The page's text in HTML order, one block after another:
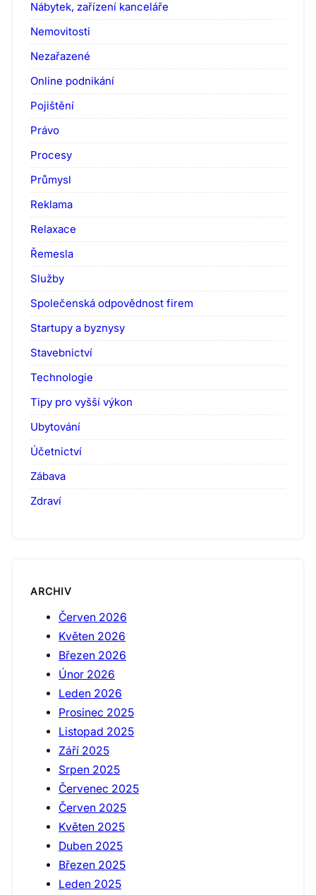
Nábytek, zařízení kanceláře
Nemovitosti
Nezařazené
Online podnikání
Pojištění
Právo
Procesy
Průmysl
Reklama
Relaxace
Řemesla
Služby
Společenská odpovědnost firem
Startupy a byznysy
Stavebnictví
Technologie
Tipy pro vyšší výkon
Ubytování
Účetnictví
Zábava
Zdraví
ARCHIV
Červen 2026
Květen 2026
Březen 2026
Únor 2026
Leden 2026
Prosinec 2025
Listopad 2025
Září 2025
Srpen 2025
Červenec 2025
Červen 2025
Květen 2025
Duben 2025
Březen 2025
Leden 2025